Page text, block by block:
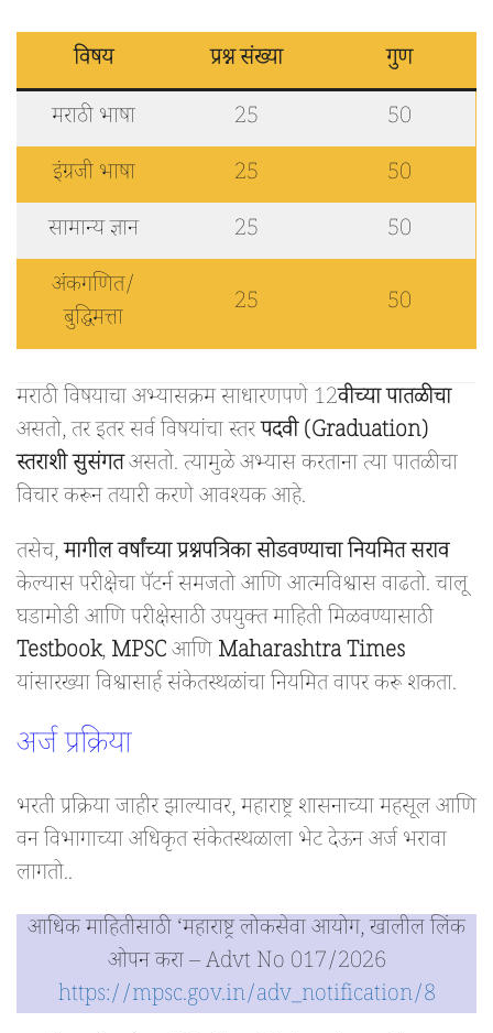
विषय
प्रश्न संख्या
गुण
मराठी भाषा
25
50
इंग्रजी भाषा
25
50
सामान्य ज्ञान
25
50
अंकगणित/
बुद्धिमत्ता
25 50
मराठी विषयाचा अभ्यासक्रम साधारणपणे 12वीच्या पातळीचा
असतो, तर इतर सर्व विषयांचा स्तरपदवी (Graduation)
स्तराशी सुसंगतअसतो. त्यामुळे अभ्यास करताना त्या पातळीचा
विचार करून तयारी करणे आवश्यक आहे.
तसेच,मागील वर्षांच्या प्रश्नपत्रिका सोडवण्याचा नियमित सराव
केल्यास परीक्षेचा पॅटर्न समजतो आणि आत्मविश्वास वाढतो. चालू
घडामोडी आणि परीक्षेसाठी उपयुक्त माहिती मिळवण्यासाठी
Testbook,MPSCआणिMaharashtra Times
यांसारख्या विश्वासार्ह संकेतस्थळांचा नियमित वापर करू शकता.
अर्ज प्रक्रिया
भरती प्रक्रिया जाहीर झाल्यावर, महाराष्ट्र शासनाच्या महसूल आणि
वन विभागाच्या अधिकृत संकेतस्थळाला भेट देऊन अर्ज भरावा
लागतो..
आधिक माहितीसाठी ‘महाराष्ट्र लोकसेवा आयोग, खालील लिंक
ओपन करा – Advt No 017/2026
https://mpsc.gov.in/adv_notification/8